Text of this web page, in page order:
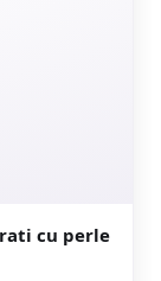
cu perle